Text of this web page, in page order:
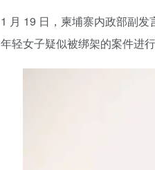
1 月 19 日，柬埔寨内政部副
年轻女子疑似被绑架的案件进行